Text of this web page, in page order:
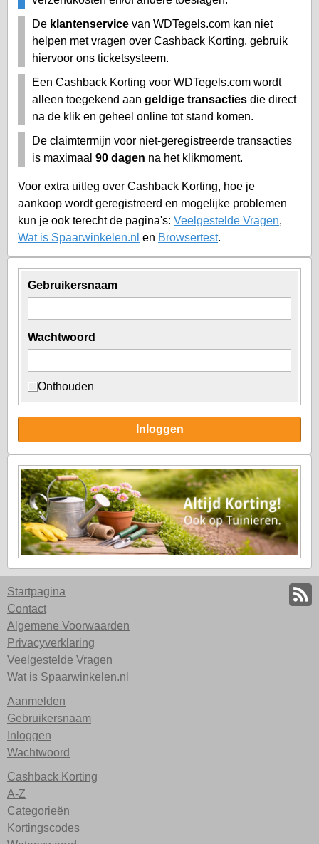
Gebruikersnaam
Wachtwoord
Onthouden
Inloggen
De klantenservice van WDTegels.com kan niet
helpen met vragen over Cashback Korting, gebruik
hiervoor ons ticketsysteem.
Een Cashback Korting voor WDTegels.com wordt
alleen toegekend aan geldige transacties die direct
na de klik en geheel online tot stand komen.
De claimtermijn voor niet-geregistreerde transacties
is maximaal 90 dagen na het klikmoment.
Voor extra uitleg over Cashback Korting, hoe je
aankoop wordt geregistreerd en mogelijke problemen
kun je ook terecht de pagina's: Veelgestelde Vragen,
Wat is Spaarwinkelen.nl en Browsertest.
Startpagina
Contact
Algemene Voorwaarden
Privacyverklaring
Veelgestelde Vragen
Wat is Spaarwinkelen.nl
Aanmelden
Gebruikersnaam
Inloggen
Wachtwoord
Cashback Korting
A-Z
Categorieën
Kortingscodes